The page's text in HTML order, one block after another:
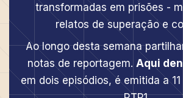
transformadas em prisões -
relatos de superação e
Ao longo desta semana
notas de reportagem. Aqui
em dois episódios, é emitida a